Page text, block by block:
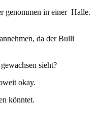
genommen in einer Halle.
da der Bulli
sieht?
okay.
könntet.